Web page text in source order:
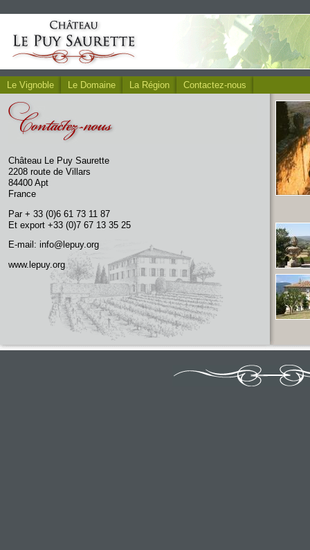
Le Vignoble Le Domaine La Région Contactez-nous
Château Le Puy Saurette
2208 route de Villars
84400 Apt
France
Par + 33 (0)6 61 73 11 87
Et export +33 (0)7 67 13 35 25
E-mail: info@lepuy.org
www.lepuy.org